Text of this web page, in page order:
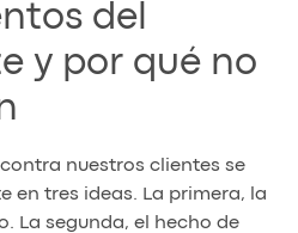
del
y por qué no
nuestros clientes se
en tres ideas. La primera, la
La segunda, el hecho de